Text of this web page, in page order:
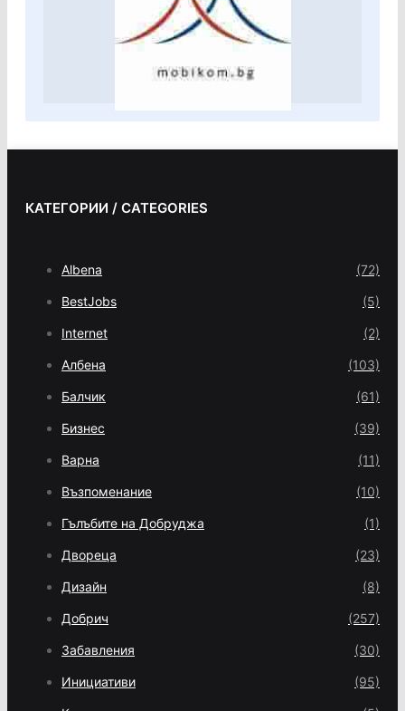
КАТЕГОРИИ / CATEGORIES
Albena (72)
BestJobs (5)
Internet (2)
Албена (103)
Балчик (61)
Бизнес (39)
Варна (11)
Възпоменание (10)
Гълъбите на Добруджа (1)
Двореца (23)
Дизайн (8)
Добрич (257)
Забавления (30)
Инициативи (95)